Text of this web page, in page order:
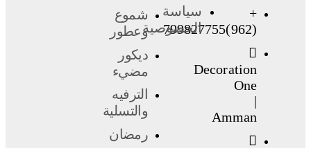
+
(962)799827755
Decoration
One
|
Amman
سياسة
الخصوصية
شموع
وعطور
ديكور
مضيء
الترفيه
والتسلية
رمضان